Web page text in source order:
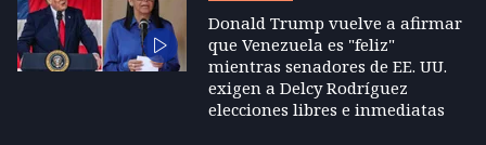
Donald Trump vuelve a afirmar
que Venezuela es "feliz"
mientras senadores de EE. UU.
exigen a Delcy Rodríguez
elecciones libres e inmediatas